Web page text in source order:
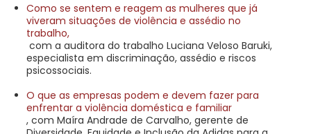
Como se sentem e reagem as mulheres que já
viveram situações de violência e assédio no
trabalho,
com a auditora do trabalho Luciana Veloso Baruki,
especialista em discriminação, assédio e riscos
psicossociais.
O que as empresas podem e devem fazer para
enfrentar a violência doméstica e familiar
, com Maíra Andrade de Carvalho, gerente de